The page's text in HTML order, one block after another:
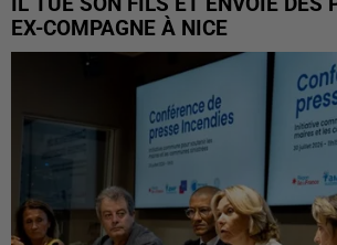
EX-COMPAGNE À NICE